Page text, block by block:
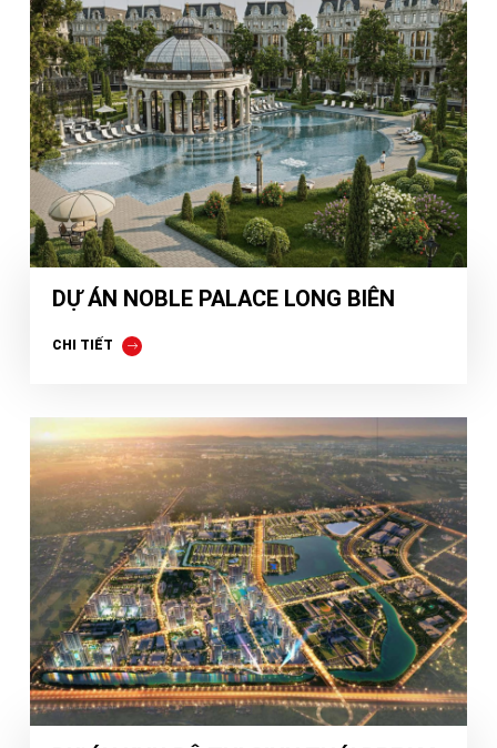
DỰ ÁN NOBLE PALACE LONG BIÊN
CHI TIẾT